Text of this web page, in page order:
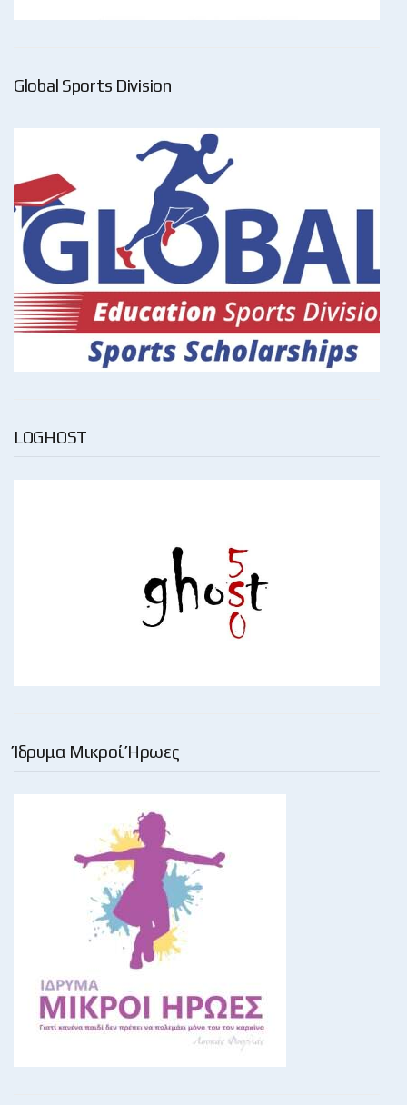
Global Sports Division
LOGHOST
Ίδρυμα Μικροί Ήρωες